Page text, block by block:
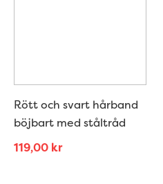
Rött och svart hårband
böjbart med ståltråd
119,00 kr